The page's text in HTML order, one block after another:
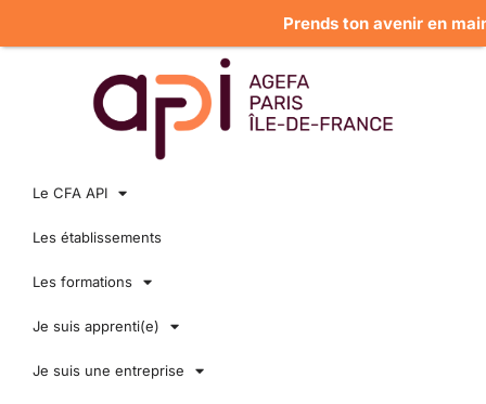
Le CFA API
Les établissements
Les formations
Je suis apprenti(e)
Je suis une entreprise
Prends ton avenir en